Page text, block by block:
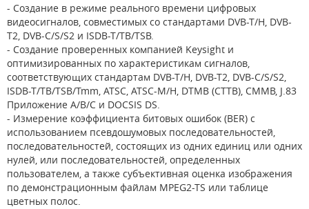
- Создание в режиме реального времени цифровых
видеосигналов, совместимых со стандартами DVB-T/H, DVB-
T2, DVB-C/S/S2 и ISDB-T/TB/TSB.
- Создание проверенных компанией Keysight и
оптимизированных по характеристикам сигналов,
соответствующих стандартам DVB-T/H, DVB-T2, DVB-C/S/S2,
ISDB-T/TB/TSB/Tmm, ATSC, ATSC-M/H, DTMB (CTTB), CMMB, J.83
Приложение A/B/C и DOCSIS DS.
- Измерение коэффициента битовых ошибок (BER) с
использованием псевдошумовых последовательностей,
последовательностей, состоящих из одних единиц или одних
нулей, или последовательностей, определенных
пользователем, а также субъективная оценка изображения
по демонстрационным файлам MPEG2-TS или таблице
цветных полос.